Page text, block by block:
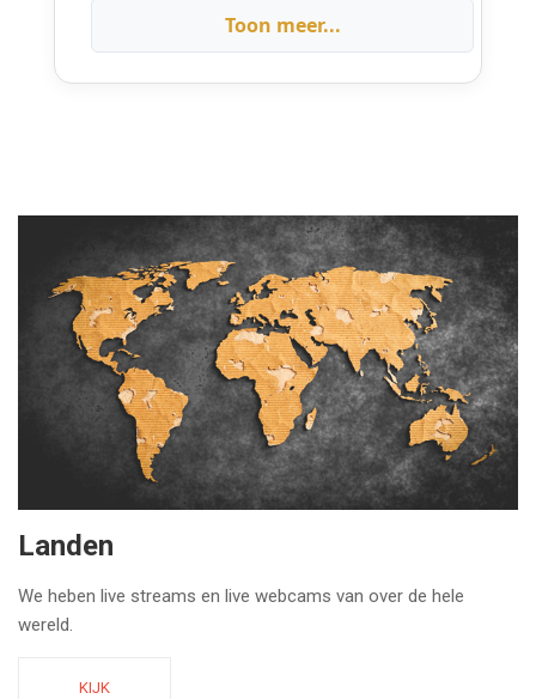
Toon meer...
Landen
We heben live streams en live webcams van over de hele
wereld.
KIJK